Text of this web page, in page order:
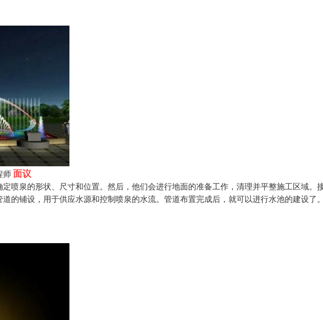
师面议
喷泉的形状、尺寸和位置。然后，他们会进行地面的准备工作，清理并平整施工区域。
的铺设，用于供应水源和控制喷泉的水流。管道布置完成后，就可以进行水池的建设了